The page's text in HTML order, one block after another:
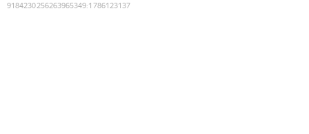
9184230256263965349:1786123137